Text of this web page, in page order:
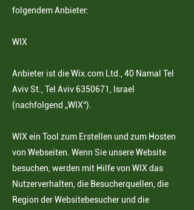
folgendem Anbieter:
WIX
Anbieter ist die Wix.com Ltd., 40 Namal Tel
Aviv St., Tel Aviv 6350671
, Israel
(nachfolgend „WIX“).
WIX ein Tool zum Erstellen und zum Hosten
von Webseiten. Wenn Sie unsere Website
besuchen, werden mit Hilfe von WIX das
Nutzerverhalten, die Besucherquellen, die
Region der Websitebesucher und die